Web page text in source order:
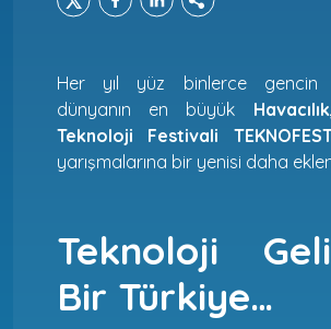
Her yıl yüz binlerce gencin
dünyanın en büyük
Teknoloji Festivali
yarışmalarına bir yenisi daha
Teknoloji
Bir Türkiye…